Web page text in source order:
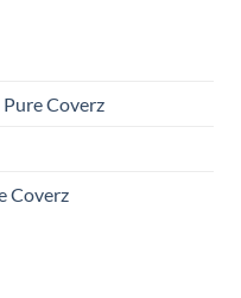
Coverz
Coverz